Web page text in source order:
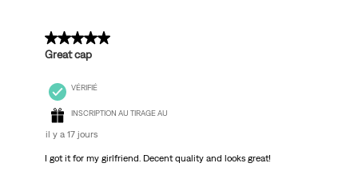
5 sur 5 étoiles.
Great cap
VÉRIFIÉ
INSCRIPTION AU TIRAGE AU
il y a 17 jours
I got it for my girlfriend. Decent quality and looks great!